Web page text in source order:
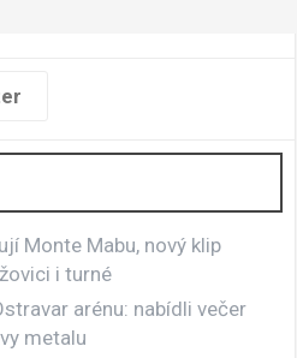
Monte Mabu, nový klip
i turné
arénu: nabídli večer
metalu